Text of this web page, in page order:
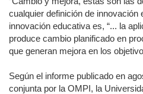
cualquier definición de innovación
innovación educativa es, “... la
produce cambio planificado en
que generan mejora en los
Según el informe publicado en
conjunta por la OMPI, la